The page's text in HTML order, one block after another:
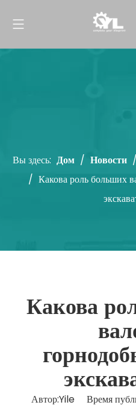
Вы здесь: Дом / Новости /
/ Какова роль больших
Какова
Автор:Yile Время